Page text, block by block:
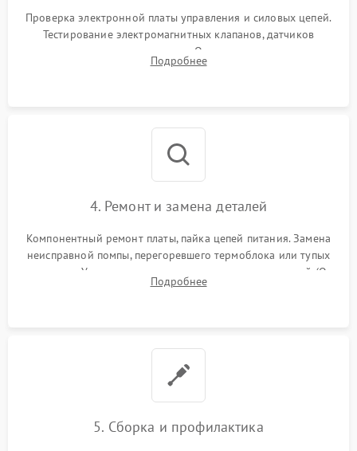
Проверка электронной платы управления и силовых цепей.
Тестирование электромагнитных клапанов, датчиков
температуры и расходомера. Оценка степени износа
жерновов кофемолки, уплотнительных колец гидросистемы
Подробнее
4. Ремонт и замена деталей
Компонентный ремонт платы, пайка цепей питания. Замена
неисправной помпы, перегоревшего термоблока или тупых
жерновов. Установка новых силиконовых уплотнителей (O-
ring) и тефлоновых трубок для надежного устранения
Подробнее
5. Сборка и профилактика